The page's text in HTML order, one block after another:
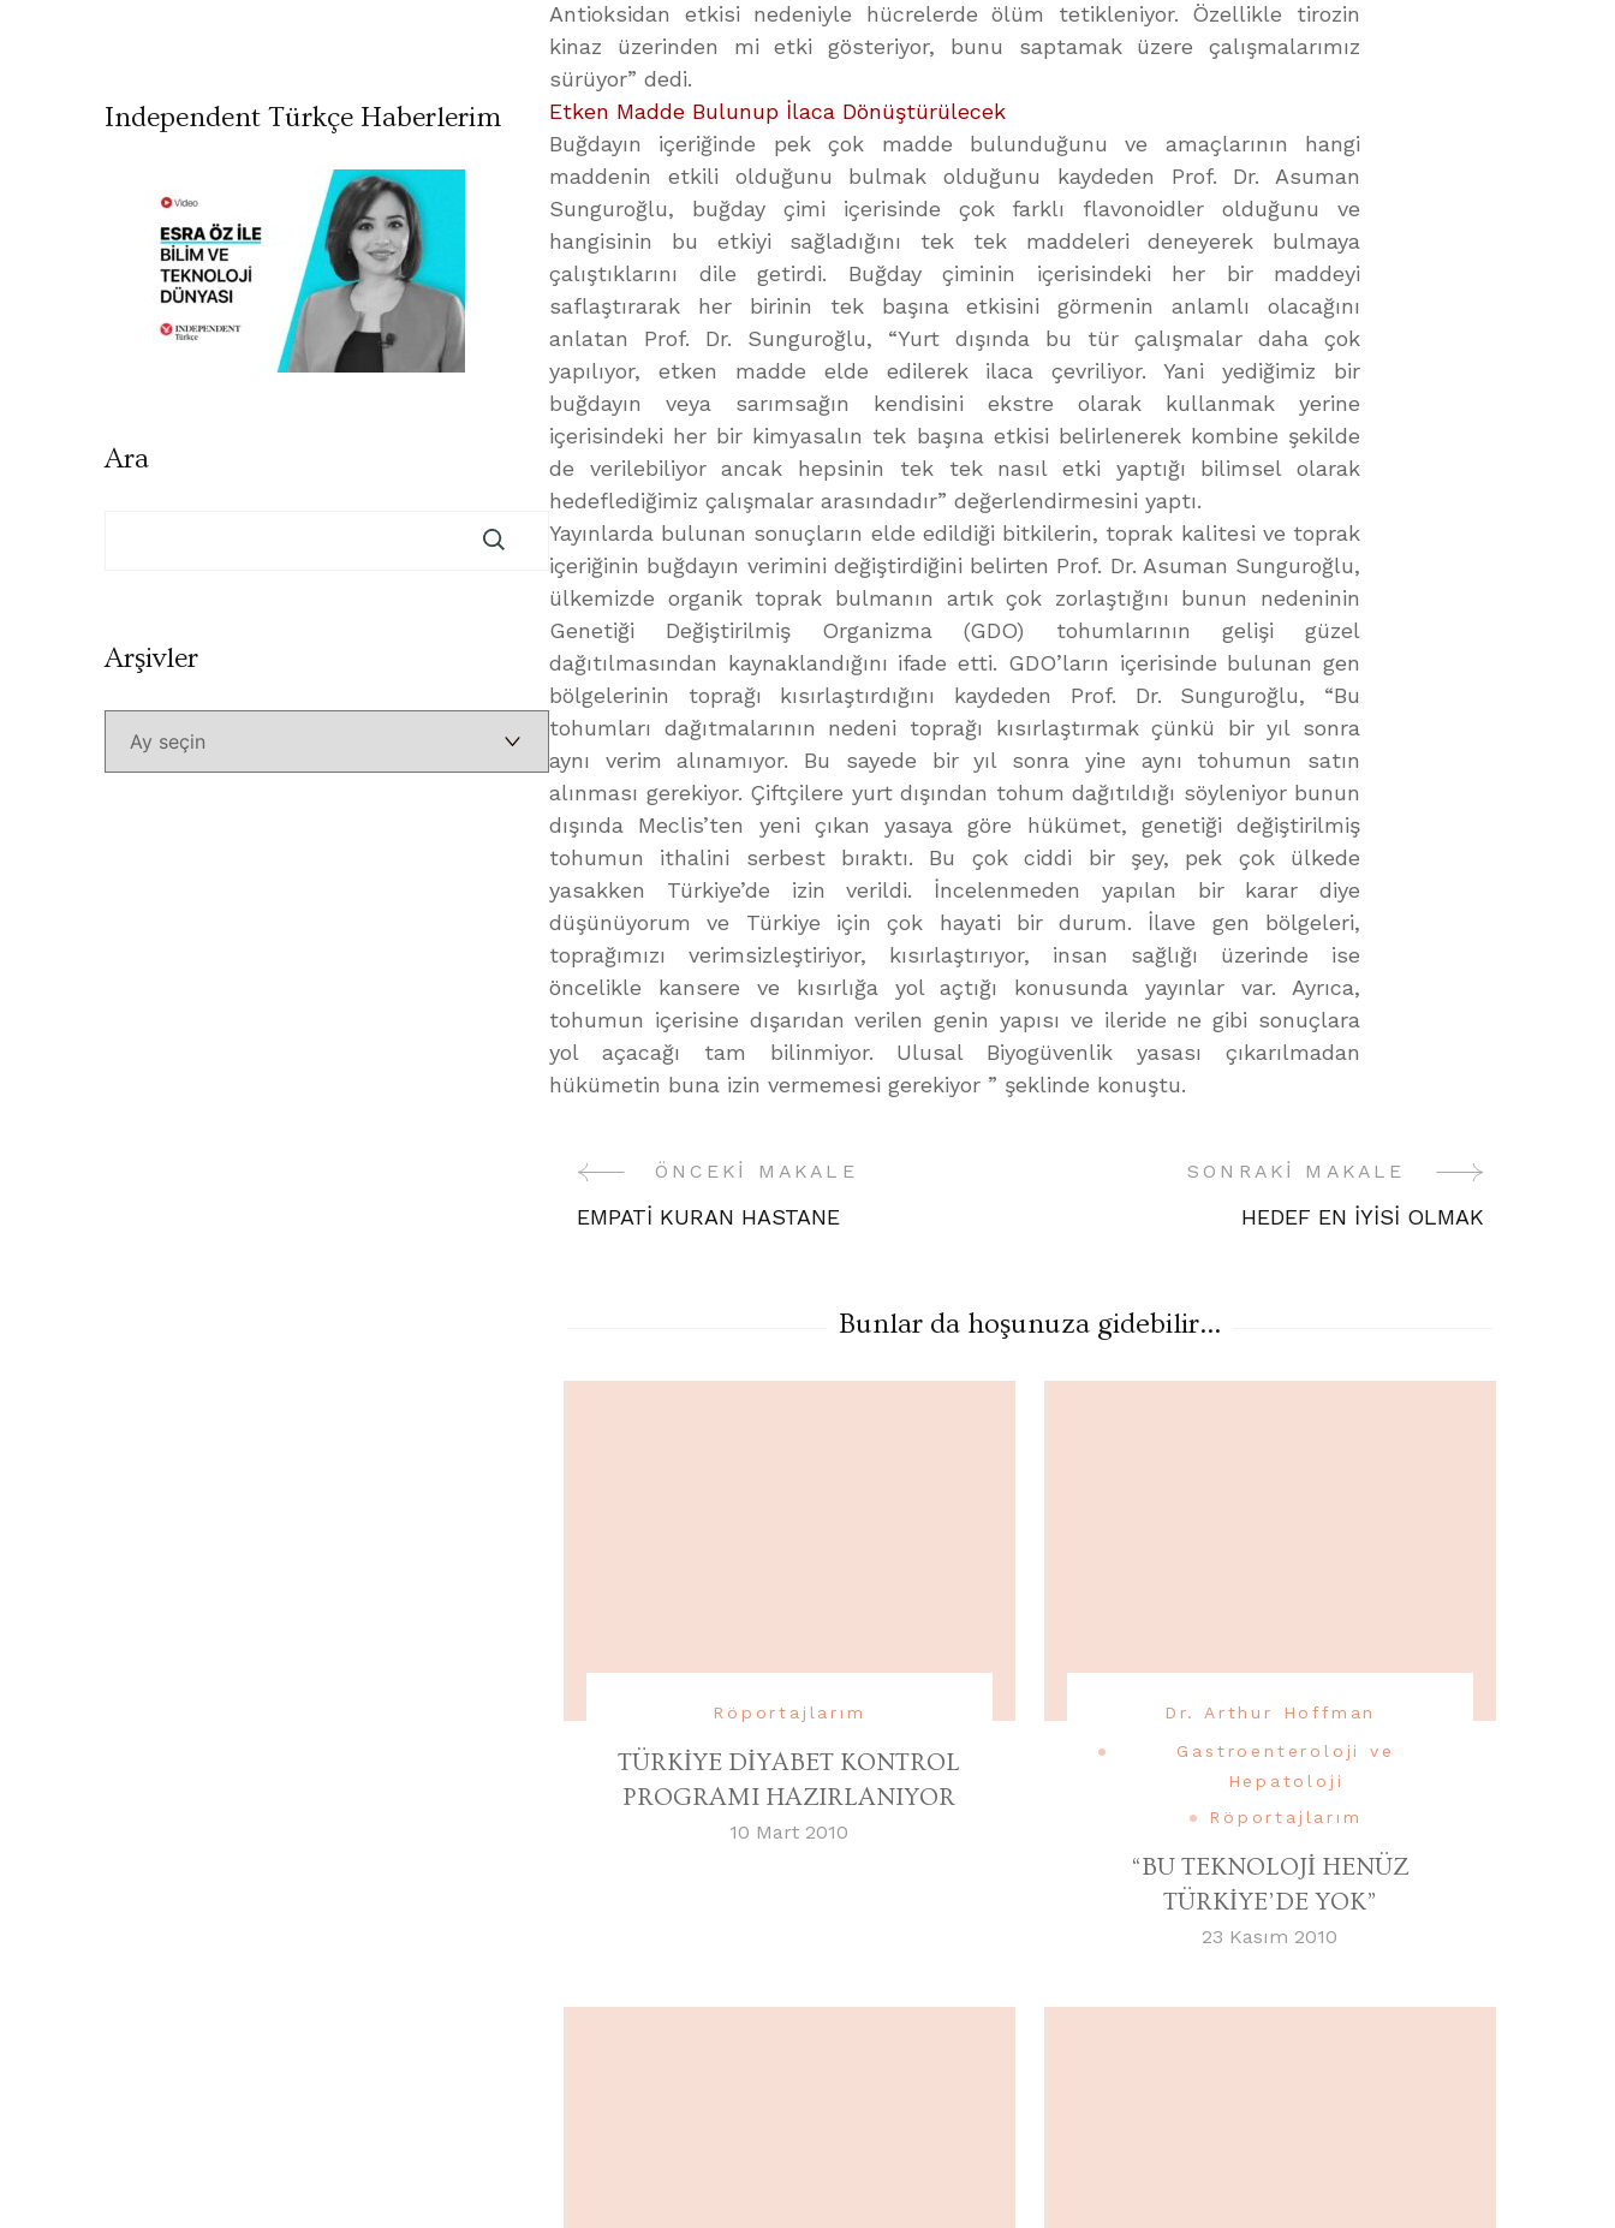
Antioksidan etkisi nedeniyle hücrelerde ölüm tetikleniyor. Özellikle tirozin
kinaz üzerinden mi etki gösteriyor, bunu saptamak üzere çalışmalarımız
sürüyor” dedi.
Etken Madde Bulunup İlaca Dönüştürülecek
Buğdayın içeriğinde pek çok madde bulunduğunu ve amaçlarının hangi
maddenin etkili olduğunu bulmak olduğunu kaydeden Prof. Dr. Asuman
Sunguroğlu, buğday çimi içerisinde çok farklı flavonoidler olduğunu ve
hangisinin bu etkiyi sağladığını tek tek maddeleri deneyerek bulmaya
çalıştıklarını dile getirdi. Buğday çiminin içerisindeki her bir maddeyi
saflaştırarak her birinin tek başına etkisini görmenin anlamlı olacağını
anlatan Prof. Dr. Sunguroğlu, “Yurt dışında bu tür çalışmalar daha çok
yapılıyor, etken madde elde edilerek ilaca çevriliyor. Yani yediğimiz bir
buğdayın veya sarımsağın kendisini ekstre olarak kullanmak yerine
içerisindeki her bir kimyasalın tek başına etkisi belirlenerek kombine şekilde
de verilebiliyor ancak hepsinin tek tek nasıl etki yaptığı bilimsel olarak
hedeflediğimiz çalışmalar arasındadır” değerlendirmesini yaptı.
Yayınlarda bulunan sonuçların elde edildiği bitkilerin, toprak kalitesi ve toprak
içeriğinin buğdayın verimini değiştirdiğini belirten Prof. Dr. Asuman Sunguroğlu,
ülkemizde organik toprak bulmanın artık çok zorlaştığını bunun nedeninin
Genetiği Değiştirilmiş Organizma (GDO) tohumlarının gelişi güzel
dağıtılmasından kaynaklandığını ifade etti. GDO’ların içerisinde bulunan gen
bölgelerinin toprağı kısırlaştırdığını kaydeden Prof. Dr. Sunguroğlu, “Bu
tohumları dağıtmalarının nedeni toprağı kısırlaştırmak çünkü bir yıl sonra
aynı verim alınamıyor. Bu sayede bir yıl sonra yine aynı tohumun satın
alınması gerekiyor. Çiftçilere yurt dışından tohum dağıtıldığı söyleniyor bunun
dışında Meclis’ten yeni çıkan yasaya göre hükümet, genetiği değiştirilmiş
tohumun ithalini serbest bıraktı. Bu çok ciddi bir şey, pek çok ülkede
yasakken Türkiye’de izin verildi. İncelenmeden yapılan bir karar diye
düşünüyorum ve Türkiye için çok hayati bir durum. İlave gen bölgeleri,
toprağımızı verimsizleştiriyor, kısırlaştırıyor, insan sağlığı üzerinde ise
öncelikle kansere ve kısırlığa yol açtığı konusunda yayınlar var. Ayrıca,
tohumun içerisine dışarıdan verilen genin yapısı ve ileride ne gibi sonuçlara
yol açacağı tam bilinmiyor. Ulusal Biyogüvenlik yasası çıkarılmadan
hükümetin buna izin vermemesi gerekiyor ” şeklinde konuştu.
YazıÖNCEKI MAKALE
EMPATİ KURAN HASTANE
SONRAKI MAKALE
HEDEF EN İYİSİ OLMAK
Bunlar da hoşunuza gidebilir...
Röportajlarım
TÜRKİYE DİYABET KONTROL
PROGRAMI HAZIRLANIYOR
10 Mart 2010
Dr. Arthur Hoffman
Gastroenteroloji ve
Hepatoloji
Röportajlarım
“BU TEKNOLOJİ HENÜZ
TÜRKİYE’DE YOK”
23 Kasım 2010
Independent Türkçe Haberlerim
Ara
ArşivlerArşivler